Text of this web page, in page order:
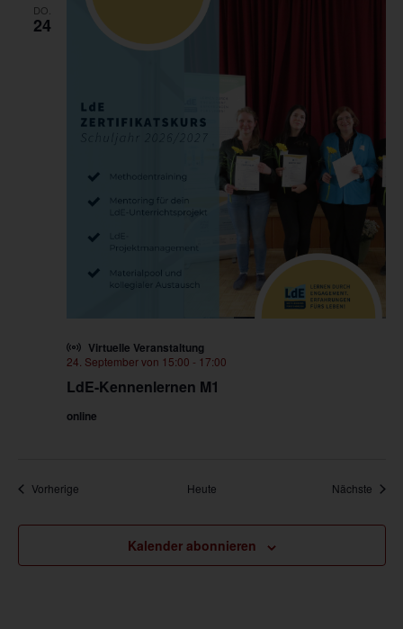
DO.
24
LdE-Kennenlernen M1
24. September von 15:00 - 17:00
online
Virtuelle Veranstaltung
VorherigeVeranstaltungen Heute Nächste
Kalender abonnieren